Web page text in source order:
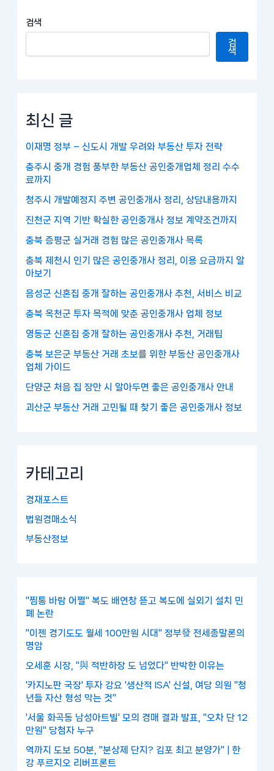
검색
검
색
최신 글
이재명 정부 – 신도시 개발 우려와 부동산 투자 전략
충주시 중개 경험 풍부한 부동산 공인중개업체 정리 수수
료까지
청주시 개발예정지 주변 공인중개사 정리, 상담내용까지
진천군 지역 기반 확실한 공인중개사 정보 계약조건까지
충북 증평군 실거래 경험 많은 공인중개사 목록
충북 제천시 인기 많은 공인중개사 정리, 이용 요금까지 알
아보기
음성군 신혼집 중개 잘하는 공인중개사 추천, 서비스 비교
충북 옥천군 투자 목적에 맞춘 공인중개사 업체 정보
영동군 신혼집 중개 잘하는 공인중개사 추천, 거래팁
충북 보은군 부동산 거래 초보를 위한 부동산 공인중개사
업체 가이드
단양군 처음 집 장만 시 알아두면 좋은 공인중개사 안내
괴산군 부동산 거래 고민될 때 찾기 좋은 공인중개사 정보
카테고리
경재포스트
법원경매소식
부동산정보
"찜통 바람 어쩔" 복도 배연창 뜯고 복도에 실외기 설치 민
폐 논란
"이젠 경기도도 월세 100만원 시대" 정부發 전세종말론의
명암
오세훈 시장, "與 적반하장 도 넘었다" 반박한 이유는
'카지노판 국장' 투자 강요 '생산적 ISA' 신설, 여당 의원 "청
년들 자산 형성 막는 것"
'서울 화곡동 남성아트빌' 모의 경매 결과 발표, "오차 단 12
만원" 당첨자 누구
역까지 도보 50분, "분상제 단지? 김포 최고 분양가" | 한
강 푸르지오 리버프론트